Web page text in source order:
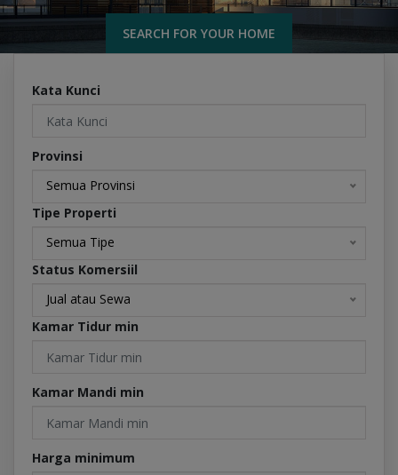
SEARCH FOR YOUR HOME
Kata Kunci
Provinsi
Semua Provinsi
Tipe Properti
Semua Tipe
Status Komersiil
Jual atau Sewa
Kamar Tidur min
Kamar Mandi min
Harga minimum